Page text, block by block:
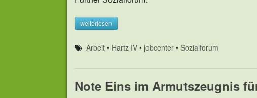
weiterlesen
Arbeit • Hartz IV •jobcenter • Sozialforum
Note Eins im Armutszeugnis